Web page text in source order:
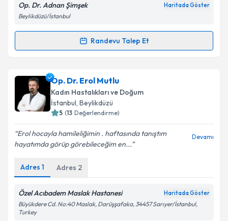
Op. Dr. Adnan Şimşek Haritada Göster
Beylikdüzü/İstanbul
Randevu Talep Et
Randevu Takvimi Talebi
Op. Dr. Adnan Şimşekiçin randevu takvimi talebi
oluşturun. Size bu uzmandan randevu almanız için bir
takvim hazırlandığında e-posta ile bilgilendireceğiz.
Kişisel verilerimin işlenmesine ilişkin
Metni'ni okudum ve kişisel verilerimin belirtilen
kapsamda işlenmesini kabul ediyorum.
Op. Dr. Erol Mutlu
Kadın Hastalıkları ve Doğum
İstanbul, Beylikdüzü
5 (13 Değerlendirme)
Erol hocayla hamileliğimin . haftasında tanıştım
hayatımda görüp görebileceğim en...
Devamı
Adres 1 Adres 2
Özel Acıbadem Maslak Hastanesi Haritada Göster
Büyükdere Cd. No:40 Maslak, Darüşşafaka, 34457 Sarıyer/İstanbul,
Turkey